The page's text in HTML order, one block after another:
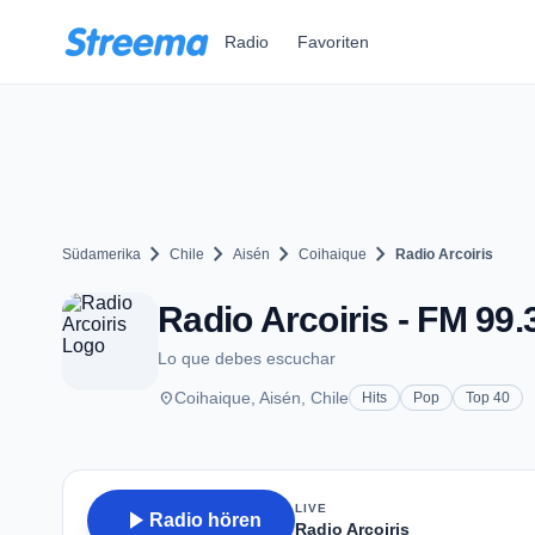
Radio Favoriten
Südamerika chevron_right Chile chevron_right Aisén chevron_right Coihaique chevron_right Radio Arcoiris
Radio Arcoiris - FM
Lo que debes escuchar
placeCoihaique, Aisén, Chile Hits Pop Top 40
play_arrow Radio hören
LIVE
Radio Arcoiris